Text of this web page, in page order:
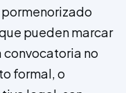
pueden marcar
convocatoria no
formal, o